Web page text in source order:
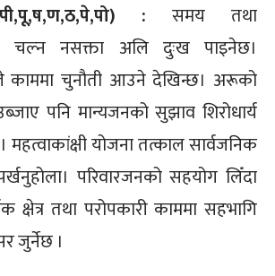
: समय तथा
चल्न नसक्ता अलि दुःख पाइनेछ।
काममा चुनौती आउने देखिन्छ। अरूको
पनि मान्यजनको सुझाव शिरोधार्य
महत्वाकांक्षी योजना तत्काल सार्वजनिक
परिवारजनको सहयोग लिँदा
क्षेत्र तथा परोपकारी काममा सहभागि
जुर्नेछ ।